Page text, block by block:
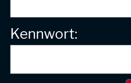
Kennwort: